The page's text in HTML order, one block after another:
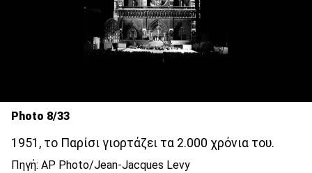
Photo 8/33
1951, το Παρίσι γιορτάζει τα 2.000 χρόνια του.
Πηγή: AP Photo/Jean-Jacques Levy